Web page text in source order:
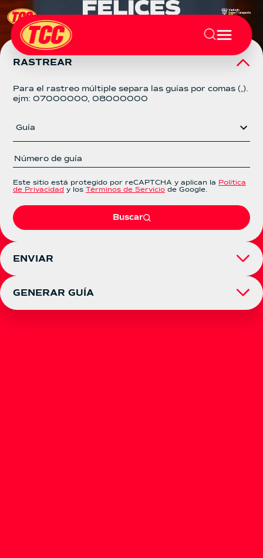
RASTREAR
Para el rastreo múltiple separa las guías por comas (,).
ejm: 07000000, 08000000
Guía
Este sitio está protegido por reCAPTCHA y aplican la Política
de Privacidad y los Términos de Servicio de Google.
Buscar
ENVIAR
desde nuestra web sin ningún costo.
Selecciona el tipo de usuario
GENERAR GUÍA